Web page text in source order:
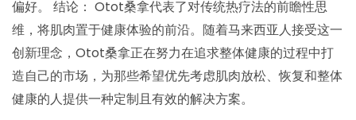
偏好。 结论： Otot桑拿代表了对传统热疗法的前瞻性思
维，将肌肉置于健康体验的前沿。随着马来西亚人接受这一
创新理念，Otot桑拿正在努力在追求整体健康的过程中打
造自己的市场，为那些希望优先考虑肌肉放松、恢复和整体
健康的人提供一种定制且有效的解决方案。